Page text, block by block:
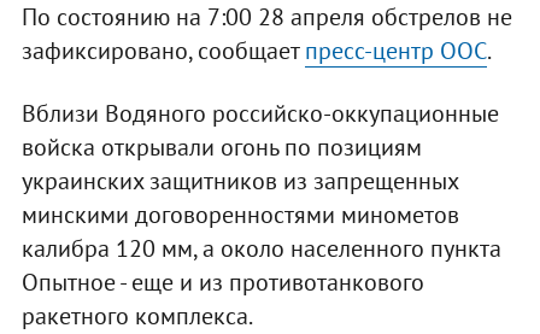
По состоянию на 7:00 28 апреля обстрелов не
зафиксировано, сообщаетпресс-центр ООС.
Вблизи Водяного российско-оккупационные
войска открывали огонь по позициям
украинских защитников из запрещенных
минскими договоренностями минометов
калибра 120 мм, а около населенного пункта
Опытное - еще и из противотанкового
ракетного комплекса.